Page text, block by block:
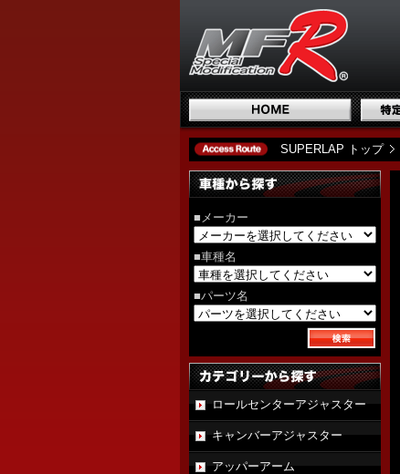
SUPERLAP トップ
■メーカー
■車種名
■パーツ名
ロールセンターアジャスター
キャンバーアジャスター
アッパーアーム